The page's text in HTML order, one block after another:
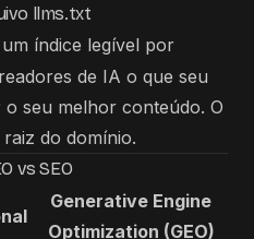
llms.txt
índice legível por
de IA o que seu
seu melhor conteúdo. O
do domínio.
vs SEO
Generative Engine
Optimization (GEO)